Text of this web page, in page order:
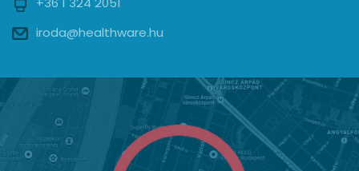
iroda@healthware.hu